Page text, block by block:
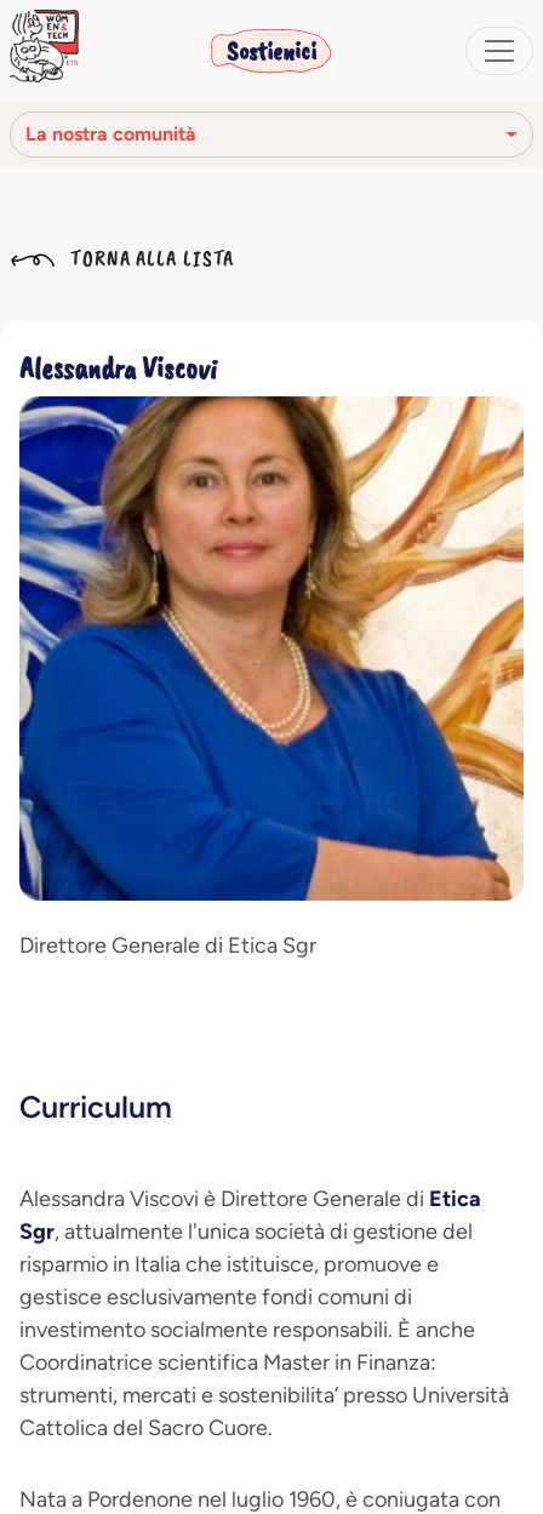
Sostienici
La nostra comunità
La nostra storia
Codice Etico
Il nostro network
La nostra comunità
TORNA ALLA LISTA
Alessandra Viscovi
Direttore Generale di Etica Sgr
Curriculum
Alessandra Viscovi è Direttore Generale di Etica
Sgr, attualmente l'unica società di gestione del
risparmio in Italia che istituisce, promuove e
gestisce esclusivamente fondi comuni di
investimento socialmente responsabili. È anche
Coordinatrice scientifica Master in Finanza:
strumenti, mercati e sostenibilita’ presso Università
Cattolica del Sacro Cuore.
Nata a Pordenone nel luglio 1960, è coniugata con